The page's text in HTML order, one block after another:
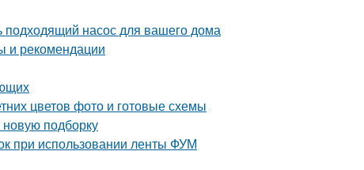
насос для вашего дома
и рекомендации
цветов фото и готовые схемы
подборку
при использовании ленты ФУМ